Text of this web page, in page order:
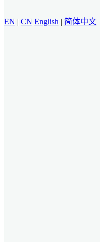
EN | CN English | 简体中文